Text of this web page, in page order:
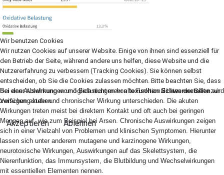
Bei den Auswirkungen und Belastungen vontoxischen Schwermetallenwird
zwischen akuter und chronischer Wirkung unterschieden. Die akuten
Wirkungen treten meist bei direktem Kontakt und oft auch bei geringen
Mengen auf, wie zum Beispiel bei Arsen. Chronische Auswirkungen zeigen
sich in einer Vielzahl von Problemen und klinischen Symptomen. Hierunter
lassen sich unter anderem mutagene und karzinogene Wirkungen,
neurotoxische Wirkungen, Auswirkungen auf das Skelettsystem, die
Nierenfunktion, das Immunsystem, die Blutbildung und Wechselwirkungen
mit essentiellen Elementen nennen.
Wir benutzen Cookies
Wir nutzen Cookies auf unserer Website. Einige von ihnen sind essenziell für
den Betrieb der Seite, während andere uns helfen, diese Website und die
Nutzererfahrung zu verbessern (Tracking Cookies). Sie können selbst
entscheiden, ob Sie die Cookies zulassen möchten. Bitte beachten Sie, dass
bei einer Ablehnung womöglich nicht mehr alle Funktionalitäten der Seite zur
Verfügung stehen.
Akzeptieren Ablehnen